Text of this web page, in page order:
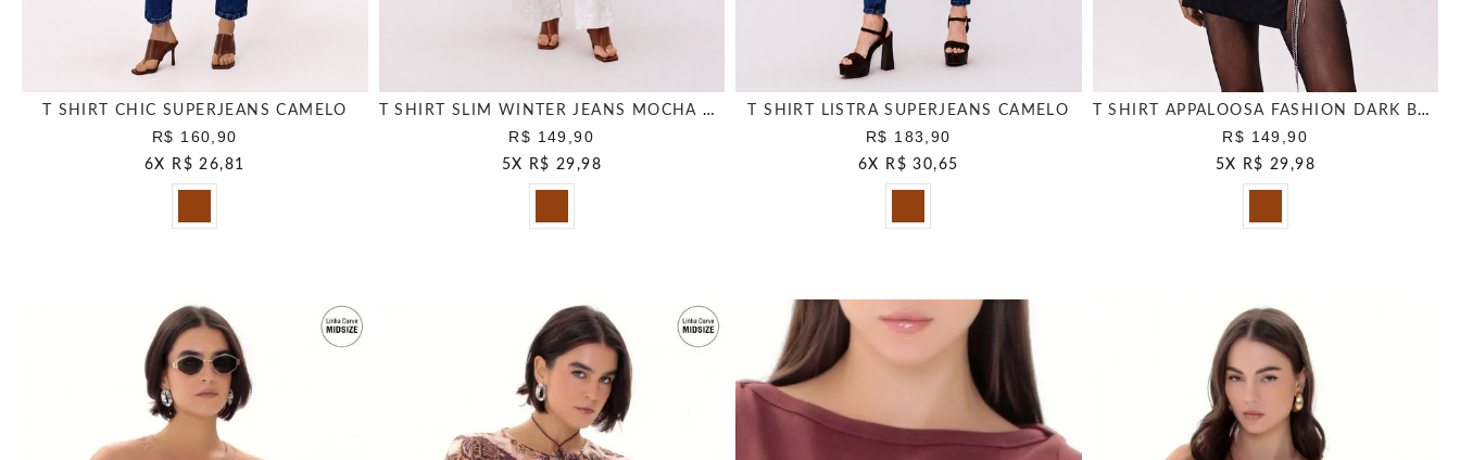
T SHIRT CHIC SUPERJEANS CAMELO
R$ 160,90
6X R$ 26,81
T SHIRT SLIM WINTER JEANS MOCHA MOUSSE
R$ 149,90
5X R$ 29,98
T SHIRT LISTRA SUPERJEANS CAMELO
R$ 183,90
6X R$ 30,65
T SHIRT APPALOOSA FASHION DARK BROWN
R$ 149,90
5X R$ 29,98